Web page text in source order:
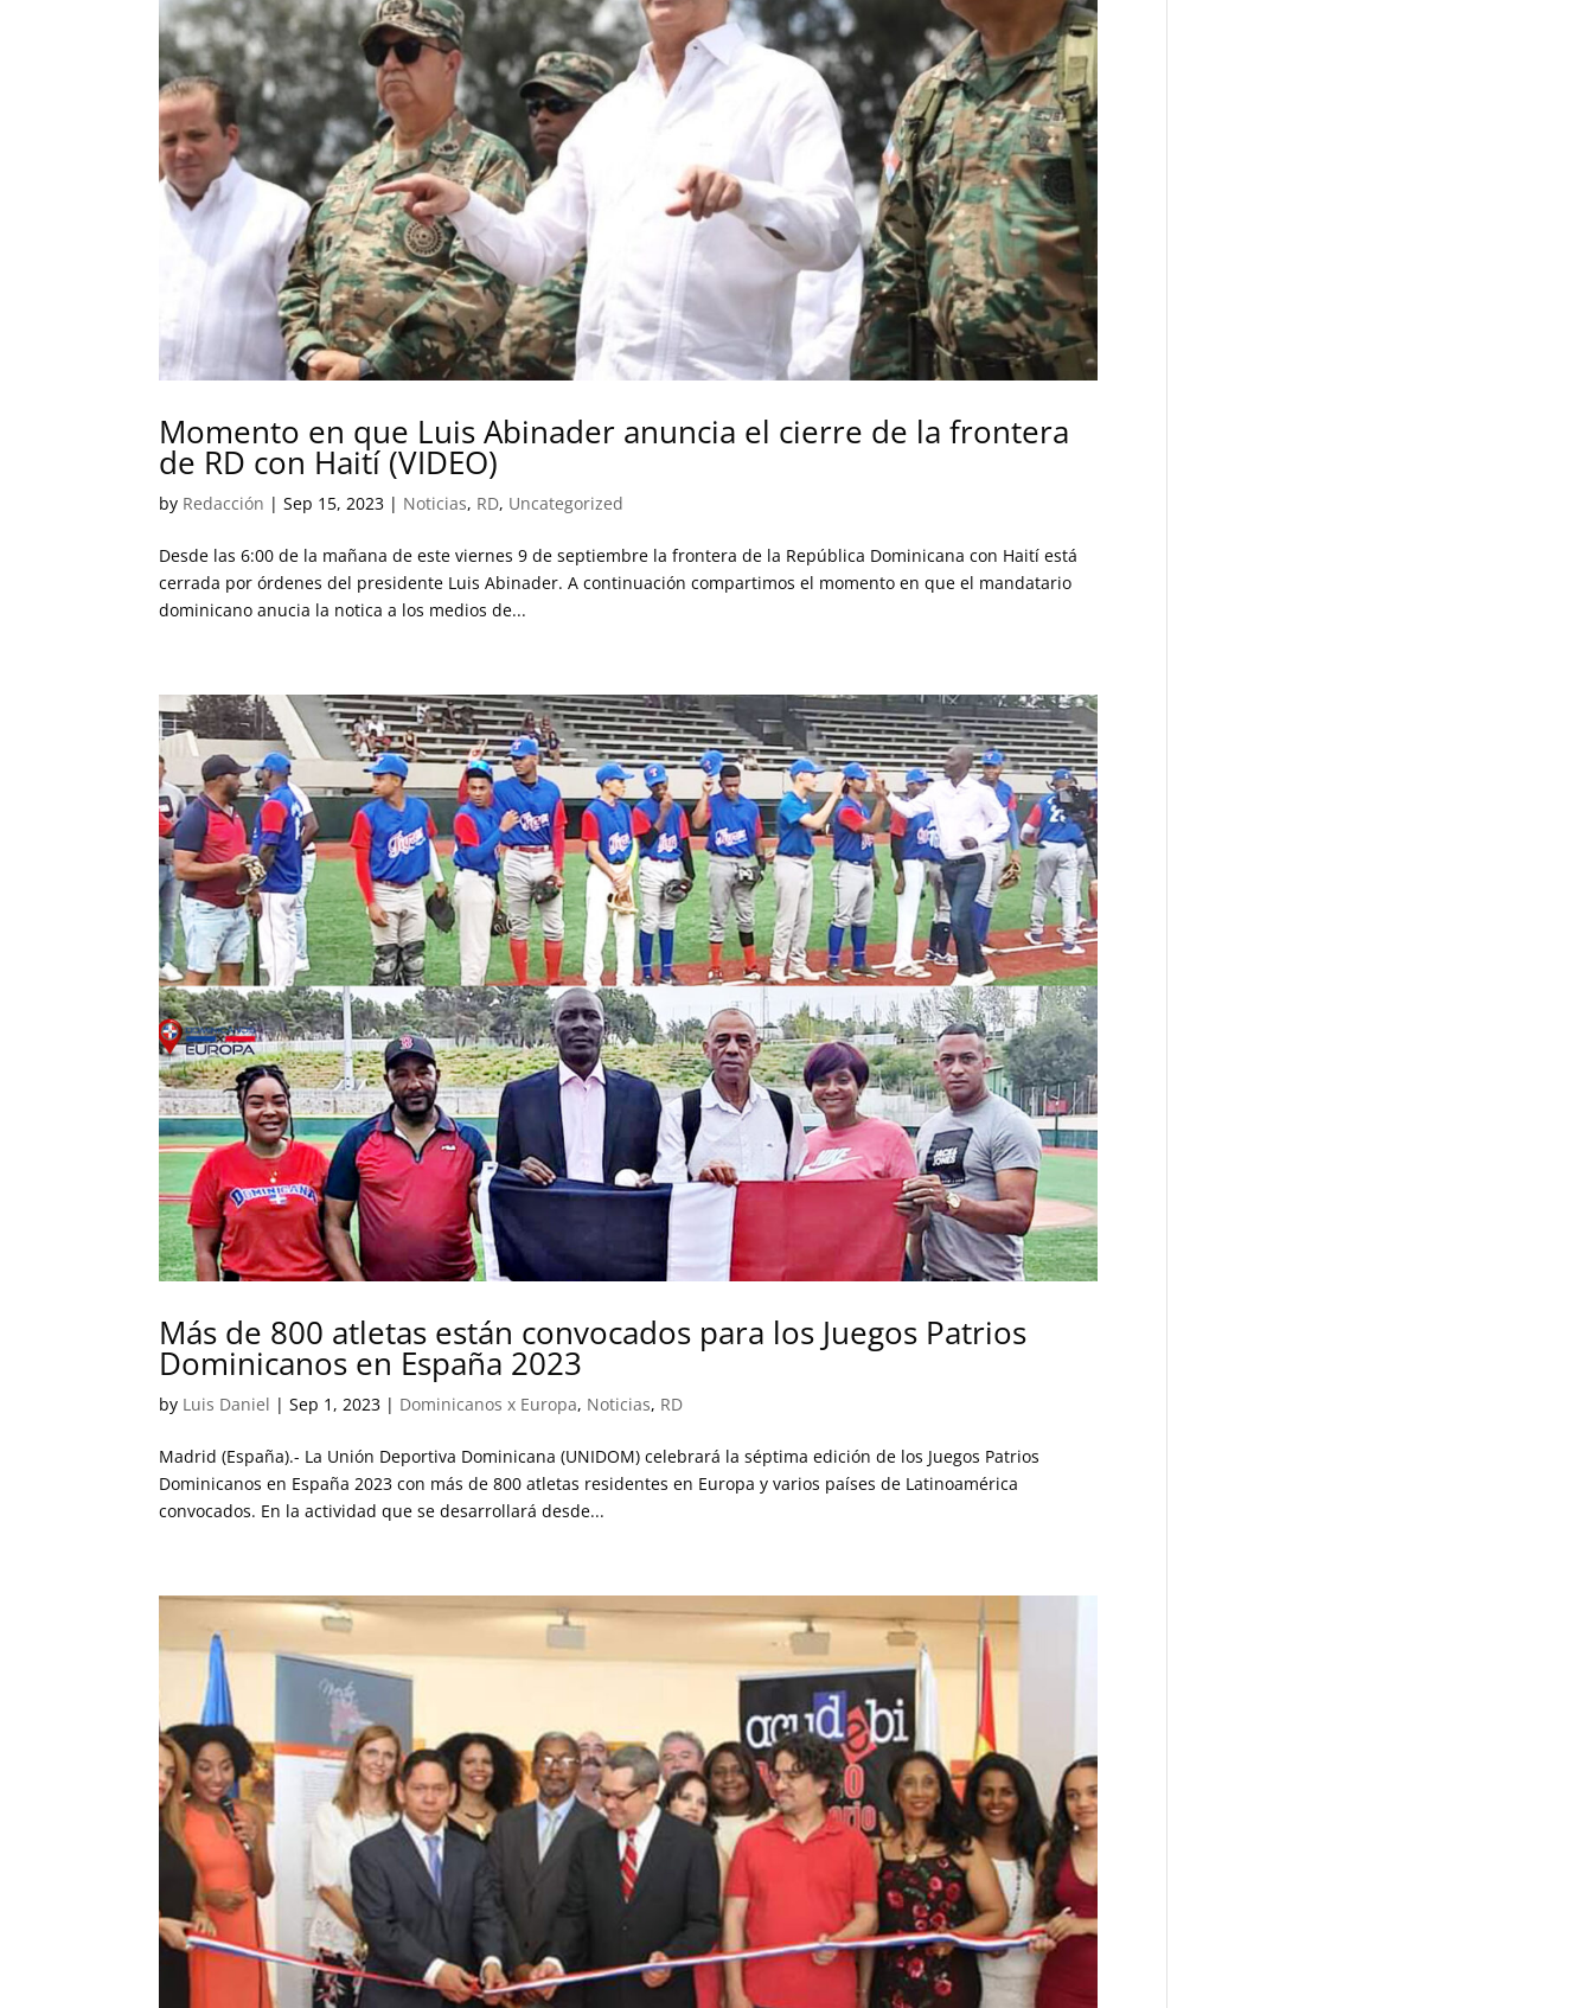
Momento en que Luis Abinader anuncia el cierre de la frontera
de RD con Haití (VIDEO)
by Redacción |Sep 15, 2023 | Noticias, RD, Uncategorized
Desde las 6:00 de la mañana de este viernes 9 de septiembre la frontera de la República Dominicana con Haití está
cerrada por órdenes del presidente Luis Abinader. A continuación compartimos el momento en que el mandatario
dominicano anucia la notica a los medios de...
Más de 800 atletas están convocados para los Juegos Patrios
Dominicanos en España 2023
by Luis Daniel |Sep 1, 2023 | Dominicanos x Europa, Noticias, RD
Madrid (España).- La Unión Deportiva Dominicana (UNIDOM) celebrará la séptima edición de los Juegos Patrios
Dominicanos en España 2023 con más de 800 atletas residentes en Europa y varios países de Latinoamérica
convocados. En la actividad que se desarrollará desde...